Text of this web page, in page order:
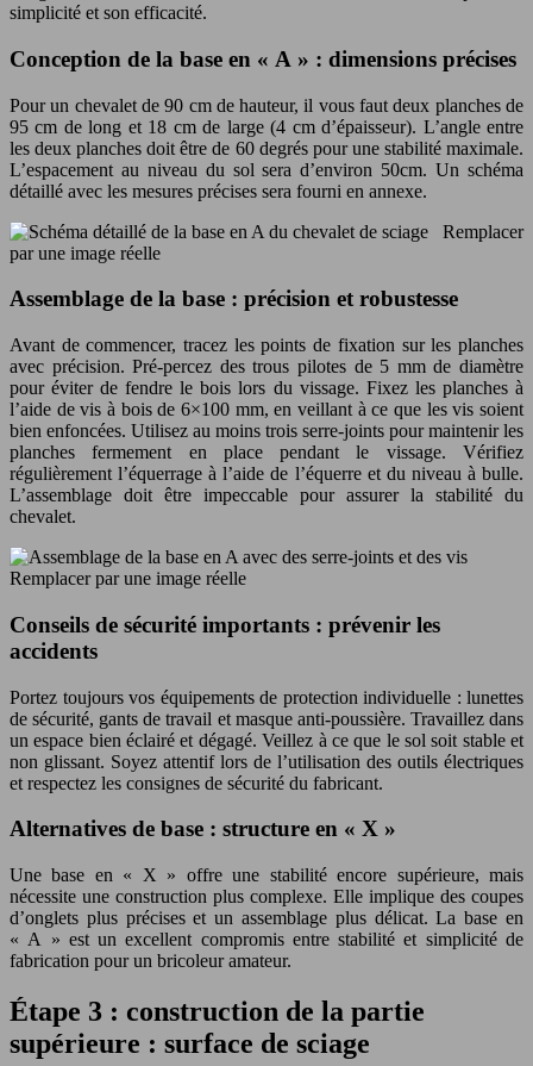
simplicité et son efficacité.
Conception de la base en « A » : dimensions précises
Pour un chevalet de 90 cm de hauteur, il vous faut deux planches de
95 cm de long et 18 cm de large (4 cm d’épaisseur). L’angle entre
les deux planches doit être de 60 degrés pour une stabilité maximale.
L’espacement au niveau du sol sera d’environ 50cm. Un schéma
détaillé avec les mesures précises sera fourni en annexe.
Remplacer
par une image réelle
Assemblage de la base : précision et robustesse
Avant de commencer, tracez les points de fixation sur les planches
avec précision. Pré-percez des trous pilotes de 5 mm de diamètre
pour éviter de fendre le bois lors du vissage. Fixez les planches à
l’aide de vis à bois de 6×100 mm, en veillant à ce que les vis soient
bien enfoncées. Utilisez au moins trois serre-joints pour maintenir les
planches fermement en place pendant le vissage. Vérifiez
régulièrement l’équerrage à l’aide de l’équerre et du niveau à bulle.
L’assemblage doit être impeccable pour assurer la stabilité du
chevalet.
Remplacer par une image réelle
Conseils de sécurité importants : prévenir les
accidents
Portez toujours vos équipements de protection individuelle : lunettes
de sécurité, gants de travail et masque anti-poussière. Travaillez dans
un espace bien éclairé et dégagé. Veillez à ce que le sol soit stable et
non glissant. Soyez attentif lors de l’utilisation des outils électriques
et respectez les consignes de sécurité du fabricant.
Alternatives de base : structure en « X »
Une base en « X » offre une stabilité encore supérieure, mais
nécessite une construction plus complexe. Elle implique des coupes
d’onglets plus précises et un assemblage plus délicat. La base en
« A » est un excellent compromis entre stabilité et simplicité de
fabrication pour un bricoleur amateur.
Étape 3 : construction de la partie
supérieure : surface de sciage